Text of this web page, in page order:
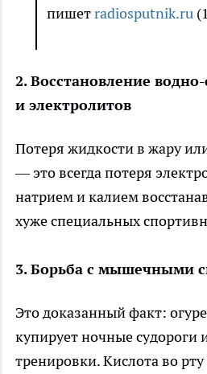
пишетradiosputnik.ru
2. Восстановление
и электролитов
Потеря жидкости в жару
— это всегда потеря
натрием и калием
хуже специальных
3. Борьба с мышечными
Это доказанный факт:
купирует ночные судороги
тренировки. Кислота во